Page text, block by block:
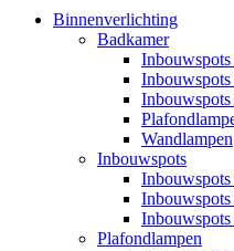
Binnenverlichting
Badkamer
Inbouwspots
Wandlampen
Inbouwspots
Inbouwspots
Plafondlampen